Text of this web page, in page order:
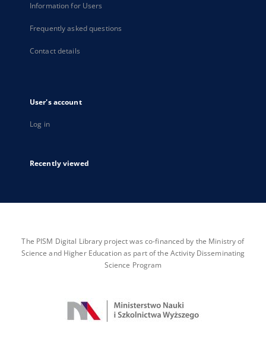
Information for Users
Frequently asked questions
Contact details
User's account
Log in
Recently viewed
The PISM Digital Library project was co-financed by the Ministry of
Science and Higher Education as part of the Activity Disseminating
Science Program